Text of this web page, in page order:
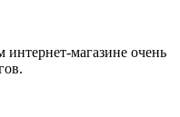
магазине очень